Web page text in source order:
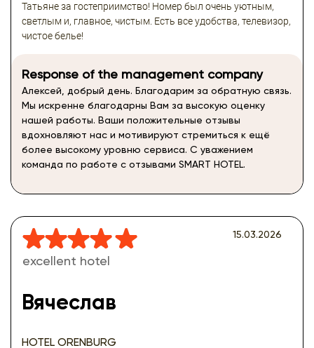
Татьяне за гостеприимство! Номер был очень уютным,
светлым и, главное, чистым. Есть все удобства, телевизор,
чистое белье!
Response of the management company
Алексей, добрый день. Благодарим за обратную связь.
Мы искренне благодарны Вам за высокую оценку
нашей работы. Ваши положительные отзывы
вдохновляют нас и мотивируют стремиться к ещё
более высокому уровню сервиса. С уважением
команда по работе с отзывами SMART HOTEL.
excellent hotel
Вячеслав
HOTEL ORENBURG
15.03.2026